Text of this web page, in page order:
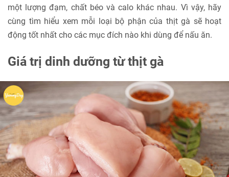
một lượng đạm, chất béo và calo khác nhau. Vì vậy, hãy
cùng tìm hiểu xem mỗi loại bộ phận của thịt gà sẽ hoạt
động tốt nhất cho các mục đích nào khi dùng để nấu ăn.
Giá trị dinh dưỡng từ thịt gà